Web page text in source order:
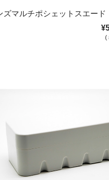
ズマルチポシェットスエード
(